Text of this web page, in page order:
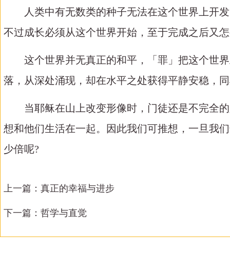
人类中有无数类的种子无法在这个世界上开
不过成长必须从这个世界开始，至于完成之后又
这个世界并无真正的和平，「罪」把这个世
落，从深处涌现，却在水平之处获得平静安稳，
当耶稣在山上改变形像时，门徒还是不完全
想和他们生活在一起。因此我们可推想，一旦我
少倍呢?
上一篇： 真正的幸福与进步
下一篇： 哲学与直觉